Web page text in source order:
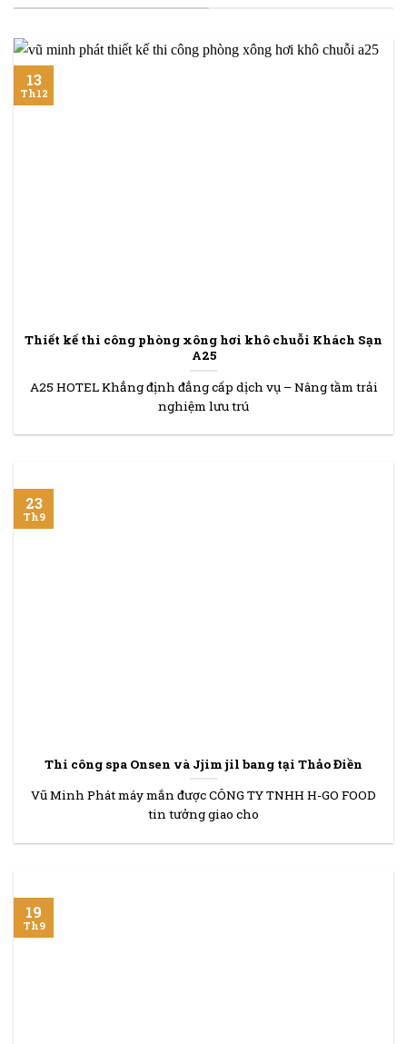
Thiết kế thi công phòng xông hơi khô chuỗi Khách Sạn
A25
A25 HOTEL Khẳng định đẳng cấp dịch vụ – Nâng tầm trải
nghiệm lưu trú
13
Th12
Thi công spa Onsen và Jjim jil bang tại Thảo Điền
Vũ Minh Phát máy mắn được CÔNG TY TNHH H-GO FOOD
tin tưởng giao cho
23
Th9
19
Th9